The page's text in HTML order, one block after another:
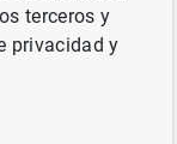
terceros y
privacidad y